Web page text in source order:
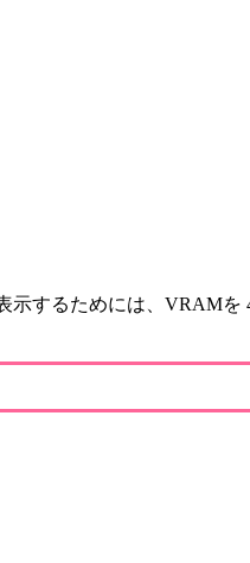
示するためには、VRAMを